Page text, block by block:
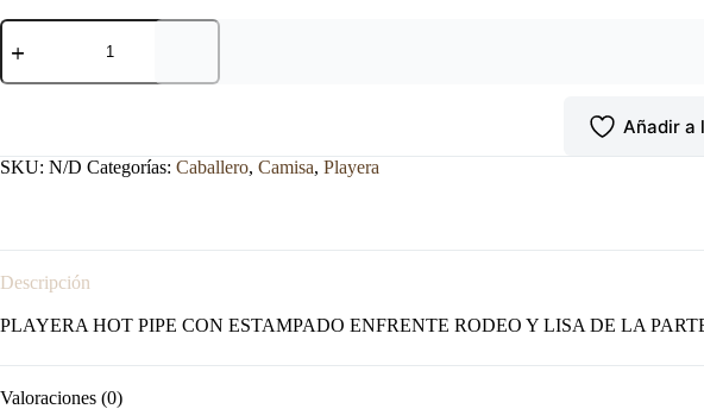
PLAYERA
HOT
GRIS
Añadir a
SKU: N/D Categorías: Caballero, Camisa, Playera
Descripción
PLAYERA HOT PIPE CON ESTAMPADO ENFRENTE RODEO Y LISA DE LA
Valoraciones (0)